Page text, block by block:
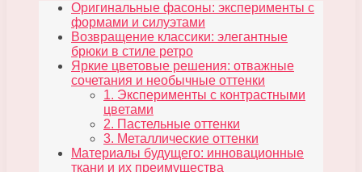
Оригинальные фасоны: эксперименты с
формами и силуэтами
Возвращение классики: элегантные
брюки в стиле ретро
Яркие цветовые решения: отважные
сочетания и необычные оттенки
1. Эксперименты с контрастными
цветами
2. Пастельные оттенки
3. Металлические оттенки
Материалы будущего: инновационные
ткани и их преимущества